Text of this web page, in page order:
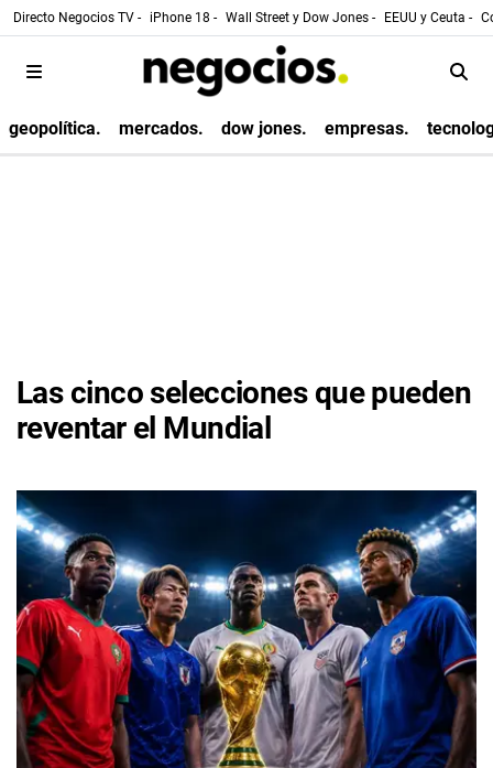
Directo Negocios TV - iPhone 18 - Wall Street y Dow Jones - EEUU y Ceuta -
geopolítica. mercados. dow jones. empresas.
Las cinco selecciones que pueden
reventar el Mundial